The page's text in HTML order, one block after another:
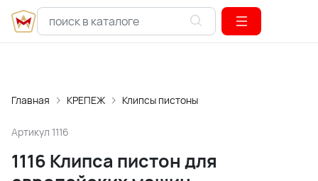
Главная КРЕПЕЖ Клипсы пистоны
Артикул 1116
1116 Клипса пистон для